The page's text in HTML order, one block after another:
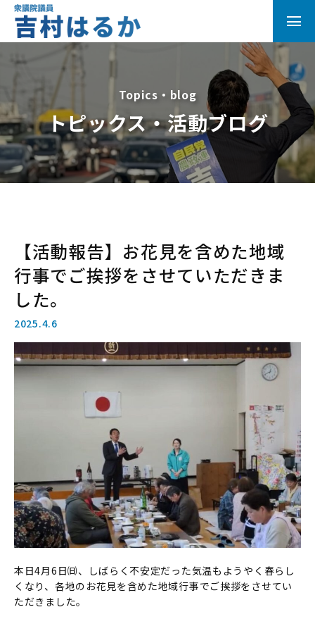
Topics・blog
トピックス・活動ブログ
【活動報告】お花見を含めた地域
行事でご挨拶をさせていただきま
した。
2025.4.6
本日4月6日㈰、しばらく不安定だった気温もようやく春らし
くなり、各地のお花見を含めた地域行事でご挨拶をさせてい
ただきました。